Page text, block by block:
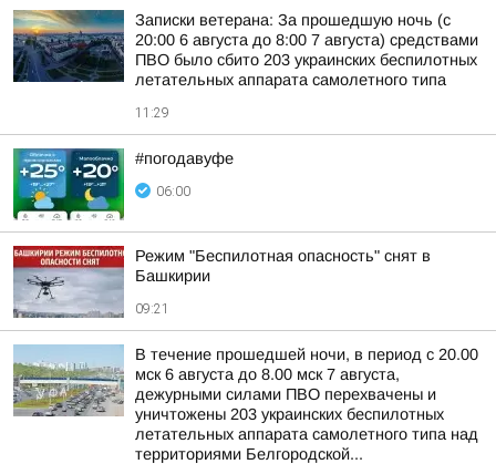
Записки ветерана: За прошедшую ночь (с
20:00 6 августа до 8:00 7 августа) средствами
ПВО было сбито 203 украинских беспилотных
летательных аппарата самолетного типа
11:29
#погодавуфе
06:00
Режим "Беспилотная опасность" снят в
Башкирии
09:21
В течение прошедшей ночи, в период с 20.00
мск 6 августа до 8.00 мск 7 августа,
дежурными силами ПВО перехвачены и
уничтожены 203 украинских беспилотных
летательных аппарата самолетного типа над
территориями Белгородской...